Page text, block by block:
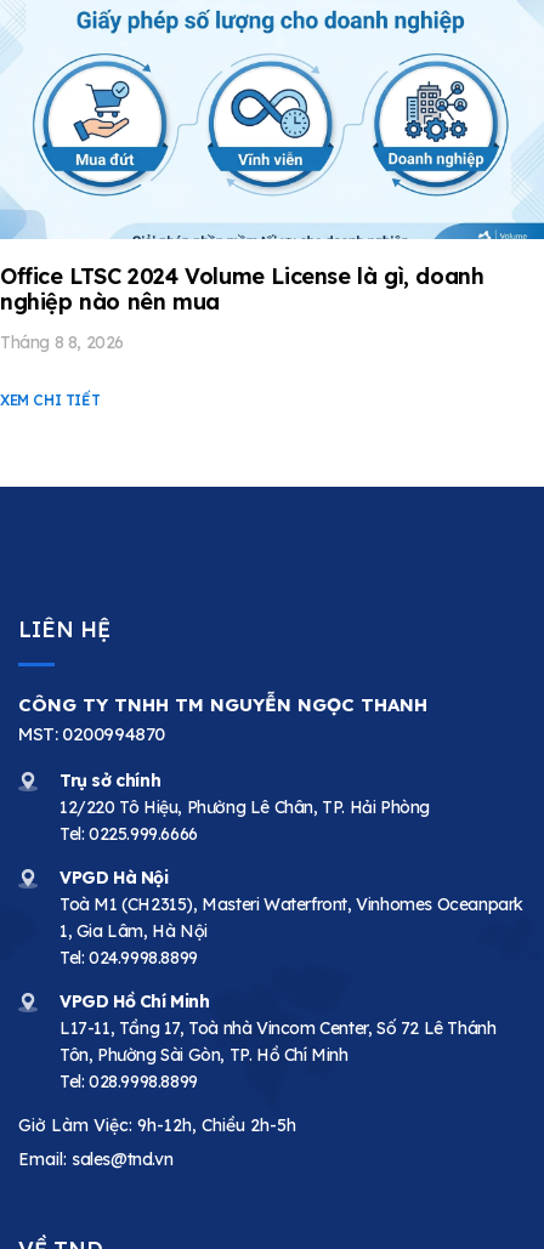
Office LTSC 2024 Volume License là gì, doanh
nghiệp nào nên mua
Tháng 8 8, 2026
XEM CHI TIẾT
LIÊN HỆ
CÔNG TY TNHH TM NGUYỄN NGỌC THANH
MST: 0200994870
Trụ sở chính
12/220 Tô Hiệu, Phường Lê Chân, TP. Hải Phòng
Tel: 0225.999.6666
VPGD Hà Nội
Toà M1 (CH2315), Masteri Waterfront, Vinhomes Oceanpark
1, Gia Lâm, Hà Nội
Tel: 024.9998.8899
VPGD Hồ Chí Minh
L17-11, Tầng 17, Toà nhà Vincom Center, Số 72 Lê Thánh
Tôn, Phường Sài Gòn, TP. Hồ Chí Minh
Tel: 028.9998.8899
Giờ Làm Việc: 9h-12h, Chiều 2h-5h
Email: sales@tnd.vn